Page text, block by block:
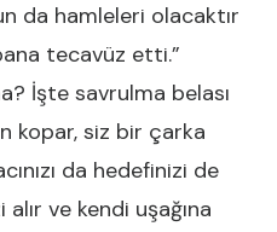
da hamleleri olacaktır
tecavüz etti.”
İşte savrulma belası
kopar, siz bir çarka
da hedefinizi de
ve kendi uşağına